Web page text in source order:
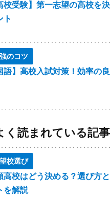
校受験】第一志望の高校を
ト
のコツ
語】高校入試対策！効率の
く読まれている記事
校選び
高校はどう決める？選び方
を解説